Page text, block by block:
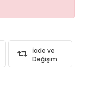
İade ve
Değişim